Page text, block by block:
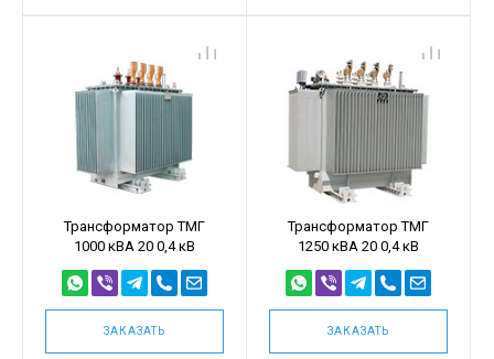
Трансформатор ТМГ
1000 кВА 20 0,4 кВ
ЗАКАЗАТЬ
Трансформатор ТМГ
1250 кВА 20 0,4 кВ
ЗАКАЗАТЬ